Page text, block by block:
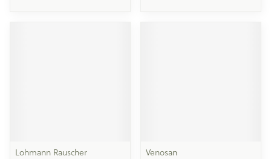
Lohmann Rauscher Venosan